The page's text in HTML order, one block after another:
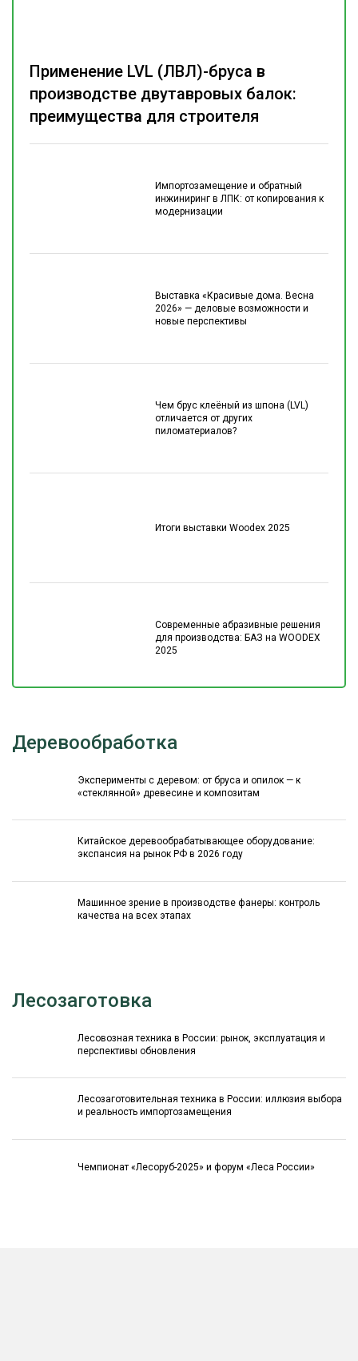
Импортозамещение и обратный
инжиниринг в ЛПК: от копирования к
модернизации
Выставка «Красивые дома. Весна
2026» — деловые возможности и
новые перспективы
Чем брус клеёный из шпона (LVL)
отличается от других
пиломатериалов?
Итоги выставки Woodex 2025
Современные абразивные решения
для производства: БАЗ на WOODEX
2025
Применение LVL (ЛВЛ)-бруса в
производстве двутавровых балок:
преимущества для строителя
Деревообработка
Эксперименты с деревом: от бруса и опилок — к
«стеклянной» древесине и композитам
Китайское деревообрабатывающее оборудование:
экспансия на рынок РФ в 2026 году
Машинное зрение в производстве фанеры: контроль
качества на всех этапах
Лесозаготовка
Лесовозная техника в России: рынок, эксплуатация и
перспективы обновления
Лесозаготовительная техника в России: иллюзия выбора
и реальность импортозамещения
Чемпионат «Лесоруб-2025» и форум «Леса России»